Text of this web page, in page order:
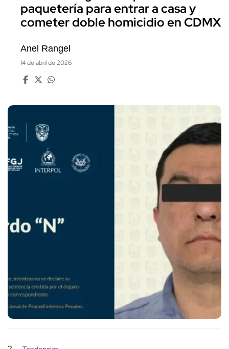
paquetería para entrar a casa y
cometer doble homicidio en CDMX
Anel Rangel
14 de abril de 2026